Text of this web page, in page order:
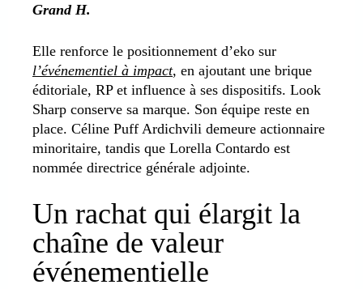
Grand H.
Elle renforce le positionnement d’eko sur
l’événementiel à impact, en ajoutant une brique
éditoriale, RP et influence à ses dispositifs. Look
Sharp conserve sa marque. Son équipe reste en
place. Céline Puff Ardichvili demeure actionnaire
minoritaire, tandis que Lorella Contardo est
nommée directrice générale adjointe.
Un rachat qui élargit la
chaîne de valeur
événementielle